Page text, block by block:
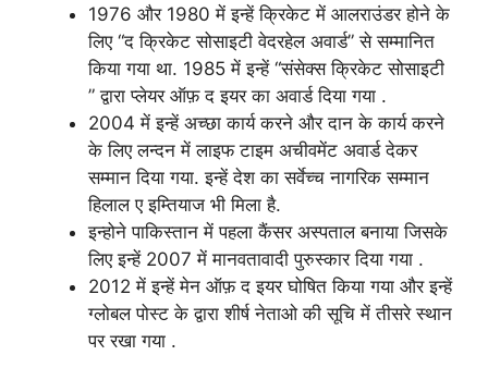
1976 और 1980 में इन्हें क्रिकेट में आलराउंडर होने के
लिए “द क्रिकेट सोसाइटी वेदरहेल अवार्ड” से सम्मानित
किया गया था. 1985 में इन्हें “संसेक्स क्रिकेट सोसाइटी
” द्वारा प्लेयर ऑफ़ द इयर का अवार्ड दिया गया .
2004 में इन्हें अच्छा कार्य करने और दान के कार्य करने
के लिए लन्दन में लाइफ टाइम अचीवमेंट अवार्ड देकर
सम्मान दिया गया. इन्हें देश का सर्वेच्च नागरिक सम्मान
हिलाल ए इम्तियाज भी मिला है.
इन्होने पाकिस्तान में पहला कैंसर अस्पताल बनाया जिसके
लिए इन्हें 2007 में मानवतावादी पुरुस्कार दिया गया .
2012 में इन्हें मेन ऑफ़ द इयर घोषित किया गया और इन्हें
ग्लोबल पोस्ट के द्वारा शीर्ष नेताओ की सूचि में तीसरे स्थान
पर रखा गया .